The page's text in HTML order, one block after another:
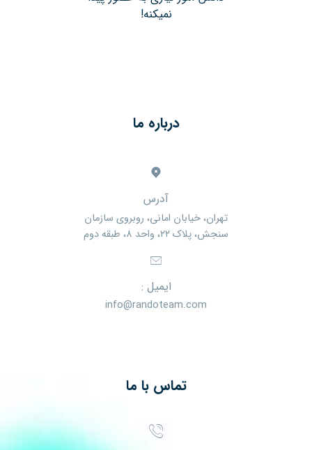
نمیکنه!
درباره ما
آدرس
تهران، خیابان امانی، روبروی سازمان
سنجش، پلاک ۲۲، واحد ۸، طبقه دوم
ایمیل :
info@randoteam.com
تماس با ما